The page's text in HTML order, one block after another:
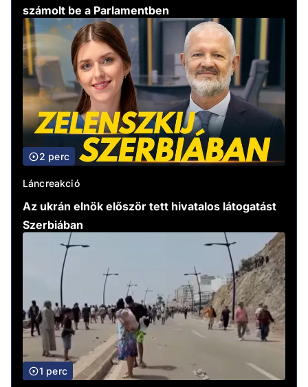
számolt be a Parlamentben
2 perc
Láncreakció
Az ukrán elnök először tett hivatalos látogatást
Szerbiában
1 perc